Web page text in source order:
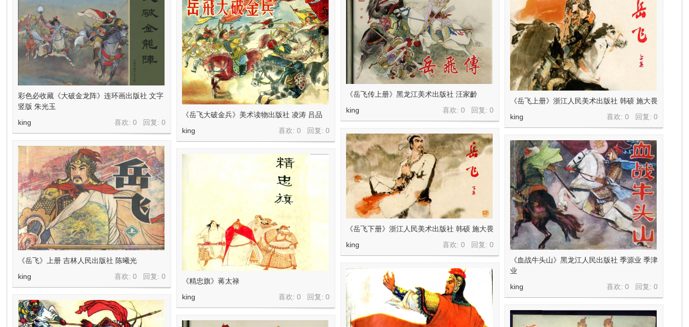
《岳飞传上册》黑龙江美术出版社 汪家齡
喜欢: 0 回复:0
king
彩色必收藏《大破金龙阵》连环画出版社 文字
竖版 朱光玉
喜欢: 0 回复:0
king
《岳飞上册》浙江人民美术出版社 韩硕 施大畏
喜欢: 0 回复:0
king
《岳飞大破金兵》美术读物出版社 凌涛 吕品
喜欢: 0 回复:0
king
《岳飞下册》浙江人民美术出版社 韩硕 施大畏
喜欢: 0 回复:0
king
《血战牛头山》黑龙江人民出版社 季源业 季津
业
喜欢: 0 回复:0
king
《岳飞》上册 吉林人民出版社 陈曦光
喜欢: 0 回复:0
king
《精忠旗》蒋太禄
喜欢: 0 回复:0
king